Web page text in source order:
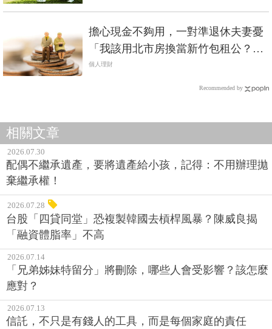
擔心現金不夠用，一對準退休夫妻憂
「我該用北市房換當新竹包租公？還
是改買定存股？」
個人理財
Recommended by
相關文章
2026.07.30
配偶不繼承遺產，要將遺產給小孩，記得：不用辦理拋
棄繼承權！
2026.07.28
台股「四貸同堂」恐複製韓國去槓桿風暴？陳威良揭
「融資體脂率」不高
2026.07.14
「兄弟姊妹特留分」將刪除，哪些人會受影響？該怎麼
應對？
2026.07.13
信託，不只是有錢人的工具，而是每個家庭的責任